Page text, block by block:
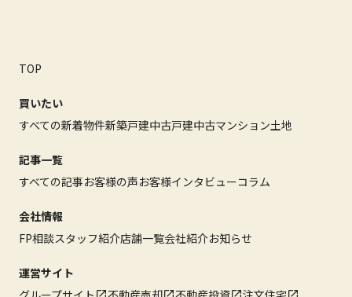
TOP
買いたい
すべての新着物件新築戸建中古戸建中古マンション土地
記事一覧
すべての記事お客様の声お客様インタビューコラム
会社情報
FP相談スタッフ紹介店舗一覧会社紹介お知らせ
運営サイト